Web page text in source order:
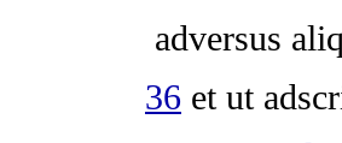
adversus
36 et ut